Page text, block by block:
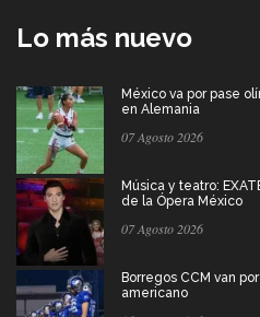
Lo más nuevo
México va por pase
en Alemania
07 Agosto 2026
Música y teatro:
de la Ópera México
07 Agosto 2026
Borregos CCM van
americano